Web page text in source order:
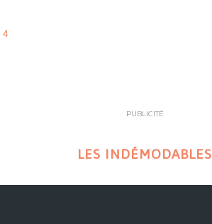
4
PUBLICITÉ
LES INDÉMODABLES